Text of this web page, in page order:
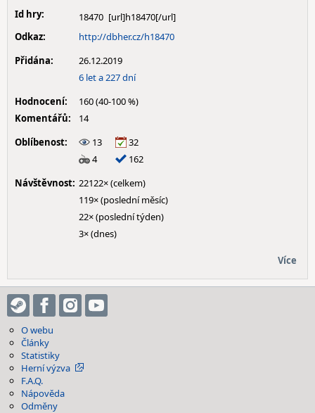
Id hry:
18470
Odkaz:
http://dbher.cz/h18470
Přidána:
26.12.2019
6 let a 227 dní
Hodnocení:
160 (40-100 %)
Komentářů:
14
Oblíbenost:
13
32
4
162
Návštěvnost: 22122× (celkem)
119× (poslední měsíc)
22× (poslední týden)
3× (dnes)
Více
O webu
Články
Statistiky
Herní výzva
F.A.Q.
Nápověda
Odměny